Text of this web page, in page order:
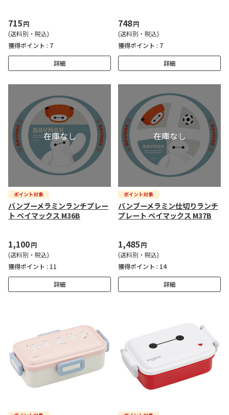
715円
(送料別・税込)
獲得ポイント : 7
詳細
748円
(送料別・税込)
獲得ポイント : 7
詳細
バンブーメラミンランチプレー
ト ベイマックス M36B
1,100円
(送料別・税込)
獲得ポイント : 11
詳細
バンブーメラミン仕切りランチ
プレート ベイマックス M37B
1,485円
(送料別・税込)
獲得ポイント : 14
詳細